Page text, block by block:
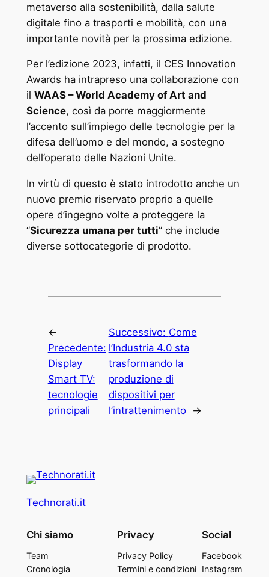
metaverso alla sostenibilità, dalla salute
digitale fino a trasporti e mobilità, con una
importante novità per la prossima edizione.
Per l’edizione 2023, infatti, il CES Innovation
Awards ha intrapreso una collaborazione con
il WAAS –World Academy of Art and
Science, così da porre maggiormente
l’accento sull’impiego delle tecnologie per la
difesa dell’uomo e del mondo, a sostegno
dell’operato delle Nazioni Unite.
In virtù di questo è stato introdotto anche un
nuovo premio riservato proprio a quelle
opere d’ingegno volte a proteggere la
“Sicurezza umana per tutti” che include
diverse sottocategorie di prodotto.
←
Precedente:
Display
Smart TV:
tecnologie
principali
Successivo: Come
l’Industria 4.0 sta
trasformando la
produzione di
dispositivi per
l’intrattenimento
→
Technorati.it
Chi siamo
Team
Cronologia
Privacy
Privacy Policy
Termini e condizioni
Social
Facebook
Instagram